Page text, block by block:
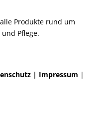
Produkte rund um
Pflege.
| Impressum |